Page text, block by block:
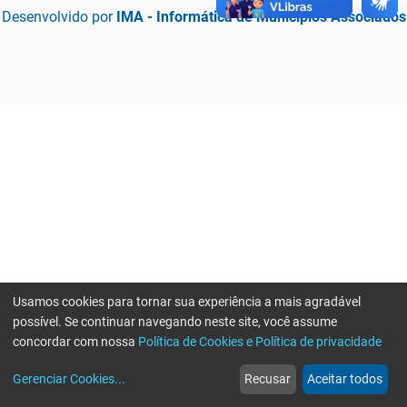
Desenvolvido por IMA - Informática de Municípios Associados
web
Notícias
more_horiz
Mais
Usamos cookies para tornar sua experiência a mais agradável
possível. Se continuar navegando neste site, você assume
concordar com nossa Política de Cookies e Política de privacidade
Gerenciar Cookies... Recusar Aceitar todos
Erro ao enviar informações, por favor tente novamente